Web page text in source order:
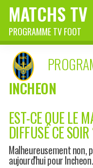
MATCHS TV
PROGRAMME TV FOOT
INCHEON
EST-CE QUE LE
DIFFUSÉ CE
Malheureusement non,
aujourd'hui pour Incheon.